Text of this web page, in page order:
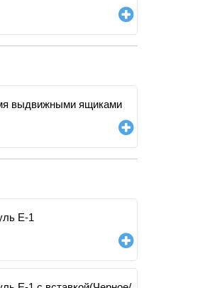
выдвижными ящиками
Е-1